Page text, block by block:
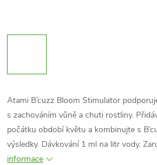
Atami B’cuzz Bloom Stimulator
s zachováním vůně a chuti rostliny.
počátku období květu a kombinujte s
výsledky. Dávkování 1 ml na litr vody.
informace